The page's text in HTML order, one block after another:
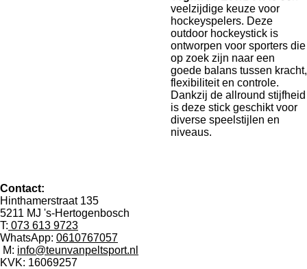
veelzijdige keuze voor
hockeyspelers. Deze
outdoor hockeystick is
ontworpen voor sporters die
op zoek zijn naar een
goede balans tussen kracht,
flexibiliteit en controle.
Dankzij de allround stijfheid
is deze stick geschikt voor
diverse speelstijlen en
niveaus.
Contact:
Hinthamerstraat 135
5211 MJ 's-Hertogenbosch
T: 073 613 9723
WhatsApp: 0610767057
M: info@teunvanpeltsport.nl
KVK: 16069257